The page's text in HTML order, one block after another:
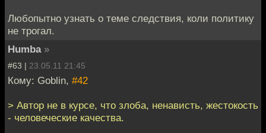
Любопытно узнать о теме следствия, коли политику
не трогал.
Humba »
#63 | 23.05.11 21:45
Кому: Goblin, #42
> Автор не в курсе, что злоба, ненависть, жестокость
- человеческие качества.